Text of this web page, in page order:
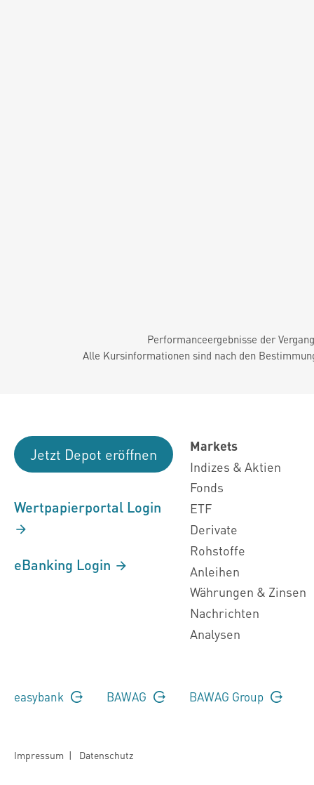
Performanceergebnisse der
Alle Kursinformationen sind nach den
Jetzt Depot eröffnen
Wertpapierportal Login
eBanking Login
Markets
Indizes & Aktien
Fonds
ETF
Derivate
Rohstoffe
Anleihen
Währungen & Zinsen
Nachrichten
Analysen
easybank BAWAG BAWAG Group
Impressum | Datenschutz